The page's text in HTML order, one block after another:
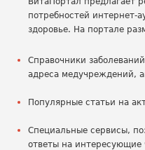
потребностей интернет-
здоровье. На портале
Справочники
адреса медучреждений,
Популярные статьи на
Специальные сервисы,
ответы на интересующие